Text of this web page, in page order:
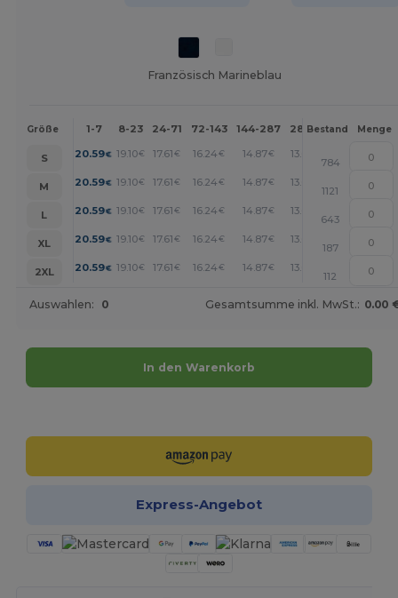
Französisch Marineblau
Größe 1-7 8-23 24-71 72-143 144-287 288 + Mehr
Bestand Menge
S 20.59€ 19.10€ 17.61 € 16.24 € 14.87€ 13.61
784
M
20.59€ 19.10€ 17.61 € 16.24 € 14.87€ 13.61
1121
L
20.59€ 19.10€ 17.61 € 16.24 € 14.87€ 13.61 +
643
XL
20.59€ 19.10€ 17.61 € 16.24 € 14.87€ 13.61 +
187
2XL
20.59€ 19.10€ 17.61 € 16.24 € 14.87€ 13.61
112
Auswahlen: 0 Gesamtsumme inkl. MwSt.: 0.00
In den Warenkorb
Express-Angebot